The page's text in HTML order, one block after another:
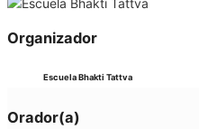
Organizador
Escuela Bhakti Tattva
Orador(a)